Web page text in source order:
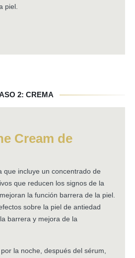
piel.
2: CREMA
Cream de
que incluye un concentrado de
que reducen los signos de la
la función barrera de la piel.
sobre la piel de antiedad
barrera y mejora de la
la noche, después del sérum,